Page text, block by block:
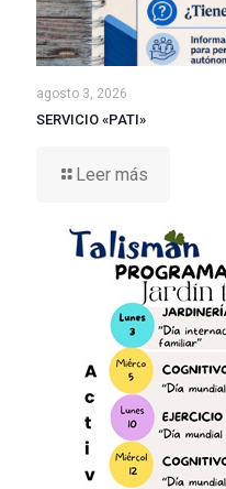
agosto 3, 2026
SERVICIO «PATI»
Leer más